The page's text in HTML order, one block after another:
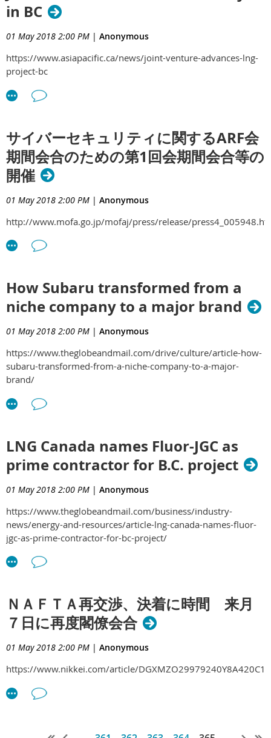
in BC
01 May 2018 2:00 PM | Anonymous
https://www.asiapacific.ca/news/joint-venture-advances-lng-
project-bc
サイバーセキュリティに関するARF会
期間会合のための第1回会期間会合等の
開催
01 May 2018 2:00 PM | Anonymous
http://www.mofa.go.jp/mofaj/press/release/
How Subaru transformed from a
niche company to a major brand
01 May 2018 2:00 PM | Anonymous
https://www.theglobeandmail.com/drive/culture/article-how-
subaru-transformed-from-a-niche-company-to-a-major-
brand/
LNG Canada names Fluor-JGC as
prime contractor for B.C. project
01 May 2018 2:00 PM | Anonymous
https://www.theglobeandmail.com/business/industry-
news/energy-and-resources/article-lng-canada-names-fluor-
jgc-as-prime-contractor-for-bc-project/
ＮＡＦＴＡ再交渉、決着に時間 来月
７日に再度閣僚会合
01 May 2018 2:00 PM | Anonymous
https://www.nikkei.com/article/